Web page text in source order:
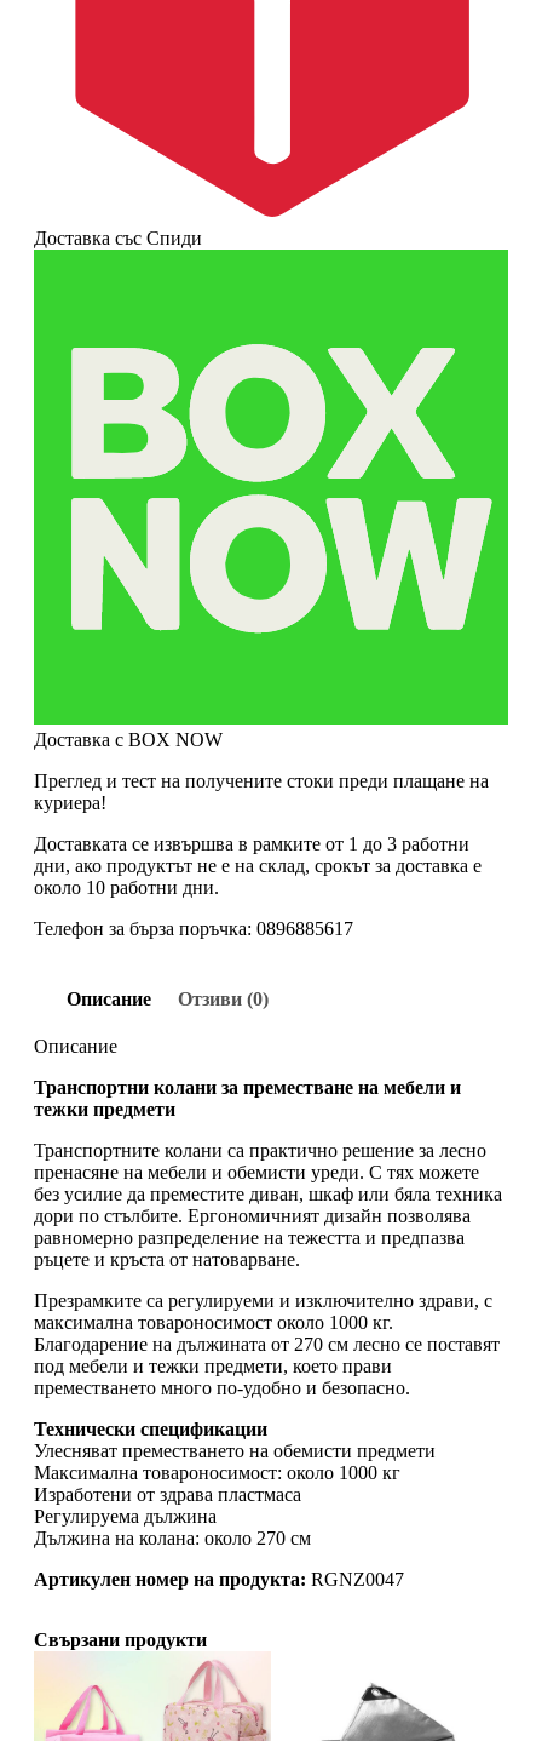
Доставка със Спиди
Доставка с BOX NOW
Преглед и тест на получените стоки преди плащане на
куриера!
Доставката се извършва в рамките от 1 до 3 работни
дни, ако продуктът не е на склад, срокът за доставка е
около 10 работни дни.
Телефон за бърза поръчка: 0896885617
Описание Отзиви (0)
Описание
Транспортни колани за преместване на мебели и
тежки предмети
Транспортните колани са практично решение за лесно
пренасяне на мебели и обемисти уреди. С тях можете
без усилие да преместите диван, шкаф или бяла техника
дори по стълбите. Ергономичният дизайн позволява
равномерно разпределение на тежестта и предпазва
ръцете и кръста от натоварване.
Презрамките са регулируеми и изключително здрави, с
максимална товароносимост около 1000 кг.
Благодарение на дължината от 270 см лесно се поставят
под мебели и тежки предмети, което прави
преместването много по-удобно и безопасно.
Технически спецификации
Улесняват преместването на обемисти предмети
Максимална товароносимост: около 1000 кг
Изработени от здрава пластмаса
Регулируема дължина
Дължина на колана: около 270 см
Артикулен номер на продукта: RGNZ0047
Свързани продукти